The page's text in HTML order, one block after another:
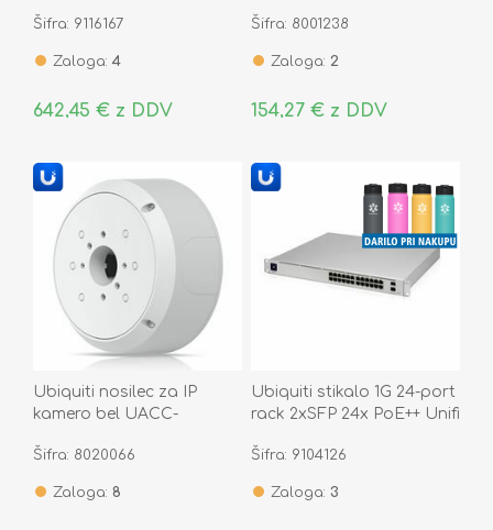
Šifra: 9116167
Zaloga: 4
642,45 € z DDV
Šifra: 8001238
Zaloga: 2
154,27 € z DDV
Ubiquiti nosilec za IP
kamero bel UACC-
Šifra: 8020066
Zaloga: 8
Ubiquiti stikalo 1G 24-port
rack 2xSFP 24x PoE++ Unifi
PoE
Šifra: 9104126
Zaloga: 3